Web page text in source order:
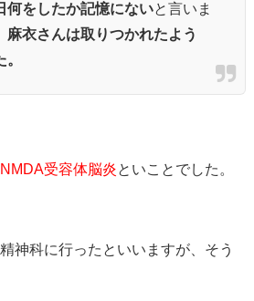
何をしたか記憶にないと言いま
麻衣さんは取りつかれたよう
NMDA受容体脳炎 といことでした。
神科に行ったといいますが、そう